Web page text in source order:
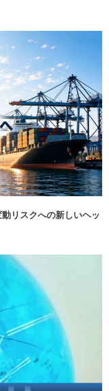
リスクへの新しいヘッ